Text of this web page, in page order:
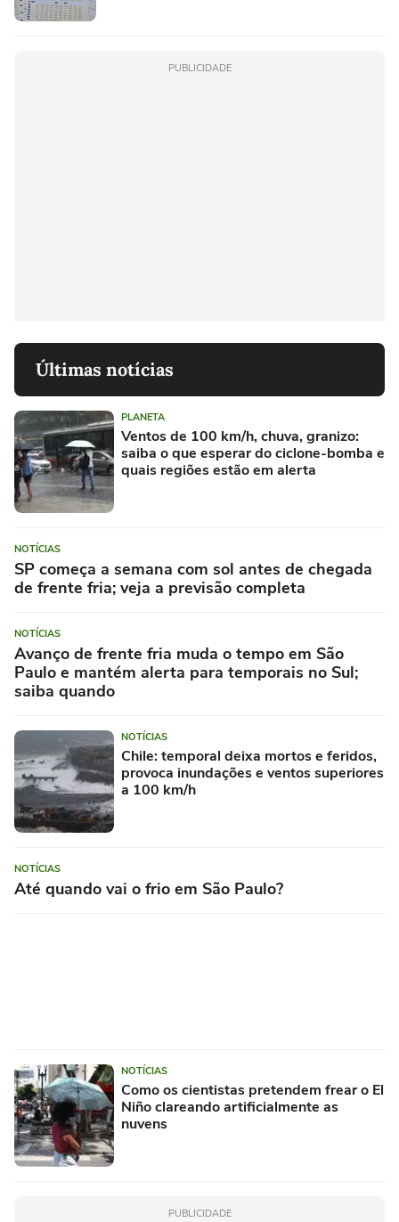
PUBLICIDADE
Últimas notícias
PLANETA
Ventos de 100 km/h, chuva, granizo:
saiba o que esperar do ciclone-bomba e
quais regiões estão em alerta
NOTÍCIAS
SP começa a semana com sol antes de chegada
de frente fria; veja a previsão completa
NOTÍCIAS
Avanço de frente fria muda o tempo em São
Paulo e mantém alerta para temporais no Sul;
saiba quando
NOTÍCIAS
Chile: temporal deixa mortos e feridos,
provoca inundações e ventos superiores
a 100 km/h
NOTÍCIAS
Até quando vai o frio em São Paulo?
NOTÍCIAS
Como os cientistas pretendem frear o El
Niño clareando artificialmente as
nuvens
PUBLICIDADE